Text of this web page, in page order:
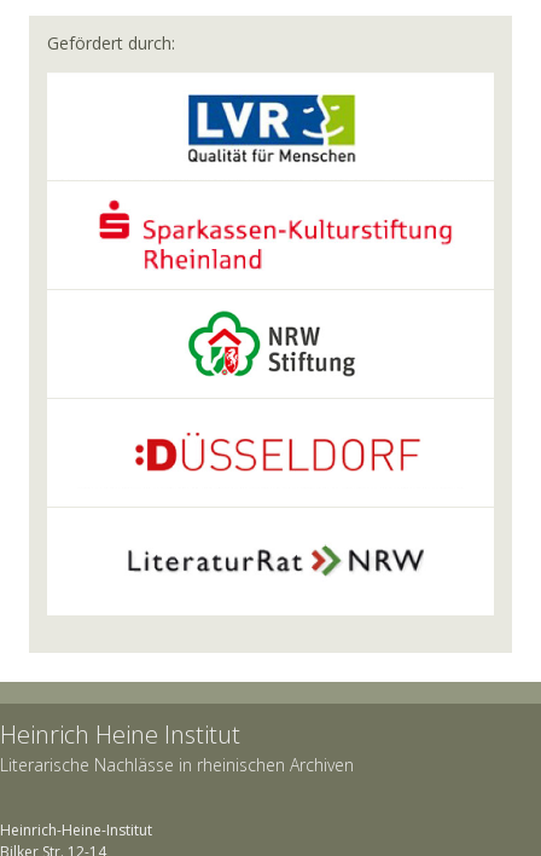
Gefördert durch:
Heinrich Heine Institut
Literarische Nachlässe in rheinischen Archiven
Heinrich-Heine-Institut
Bilker Str. 12-14